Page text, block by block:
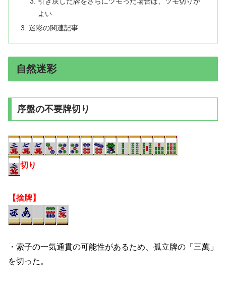
よい
迷彩の関連記事
自然迷彩
序盤の不要牌切り
切り
【捨牌】
・索子の一気通貫の可能性があるため、孤立牌の「三萬」
を切った。